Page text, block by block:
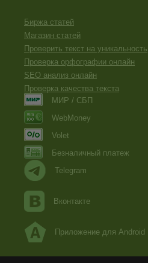
Биржа статей
Магазин статей
Проверить текст на уникальность
Проверка орфографии онлайн
SEO анализ онлайн
Проверка качества текста
МИР / СБП
WebMoney
Volet
Безналичный платеж
Telegram
Вконтакте
Приложение для Android